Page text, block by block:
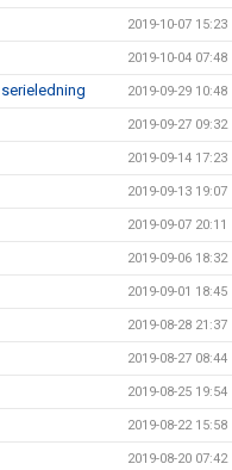
2019-10-07 15:23
2019-10-04 07:48
2019-09-29 10:48
2019-09-27 09:32
2019-09-14 17:23
2019-09-13 19:07
2019-09-07 20:11
2019-09-06 18:32
2019-09-01 18:45
2019-08-28 21:37
2019-08-27 08:44
2019-08-25 19:54
2019-08-22 15:58
2019-08-20 07:42